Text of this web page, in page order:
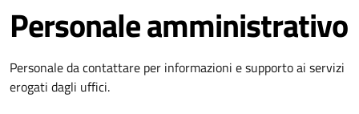
Personale amministrativo
Personale da contattare per informazioni e supporto ai servizi
erogati dagli uffici.